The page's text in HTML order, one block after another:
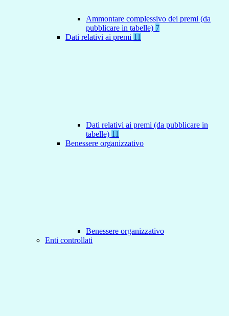
Ammontare complessivo dei premi (da
pubblicare in tabelle) 7
Dati relativi ai premi 11
Dati relativi ai premi (da pubblicare in
tabelle) 11
Benessere organizzativo
Benessere organizzativo
Enti controllati